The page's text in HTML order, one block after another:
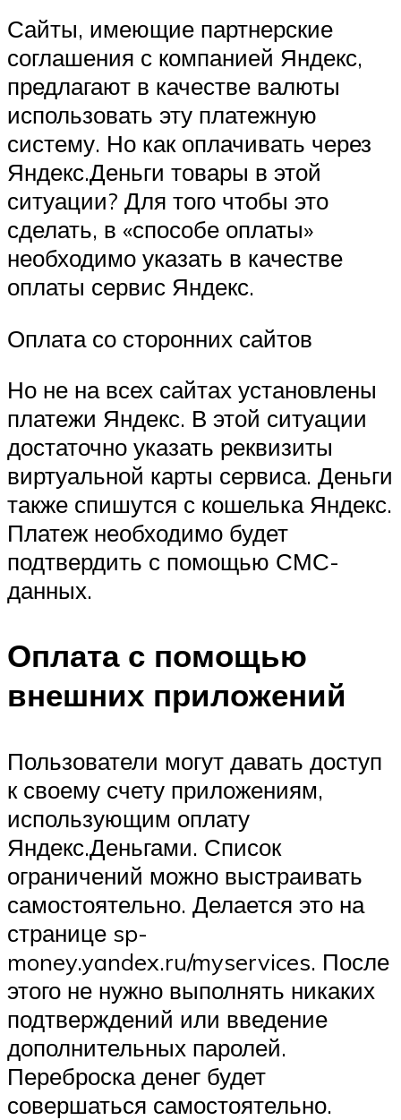
Сайты, имеющие партнерские
соглашения с компанией Яндекс,
предлагают в качестве валюты
использовать эту платежную
систему. Но как оплачивать через
Яндекс.Деньги товары в этой
ситуации? Для того чтобы это
сделать, в «способе оплаты»
необходимо указать в качестве
оплаты сервис Яндекс.
Оплата со сторонних сайтов
Но не на всех сайтах установлены
платежи Яндекс. В этой ситуации
достаточно указать реквизиты
виртуальной карты сервиса. Деньги
также спишутся с кошелька Яндекс.
Платеж необходимо будет
подтвердить с помощью СМС-
данных.
Оплата с помощью
внешних приложений
Пользователи могут давать доступ
к своему счету приложениям,
использующим оплату
Яндекс.Деньгами. Список
ограничений можно выстраивать
самостоятельно. Делается это на
странице sp-
money.yandex.ru/myservices. После
этого не нужно выполнять никаких
подтверждений или введение
дополнительных паролей.
Переброска денег будет
совершаться самостоятельно.